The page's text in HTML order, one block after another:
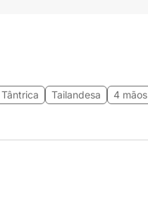
Tântrica Tailandesa 4 mãos